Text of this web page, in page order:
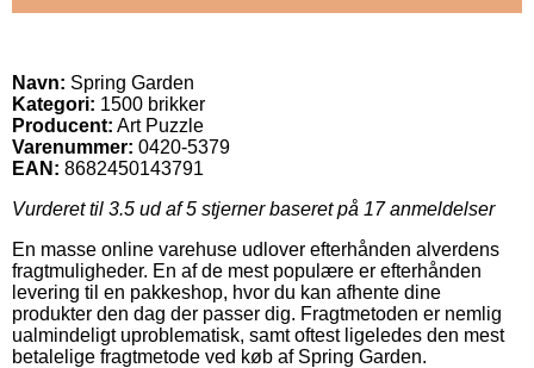
Navn: Spring Garden
Kategori: 1500 brikker
Producent: Art Puzzle
Varenummer: 0420-5379
EAN: 8682450143791
Vurderet til 3.5 ud af 5 stjerner baseret på 17anmeldelser
En masse online varehuse udlover efterhånden alverdens
fragtmuligheder. En af de mest populære er efterhånden
levering til en pakkeshop, hvor du kan afhente dine
produkter den dag der passer dig. Fragtmetoden er nemlig
ualmindeligt uproblematisk, samt oftest ligeledes den mest
betalelige fragtmetode ved køb af Spring Garden.